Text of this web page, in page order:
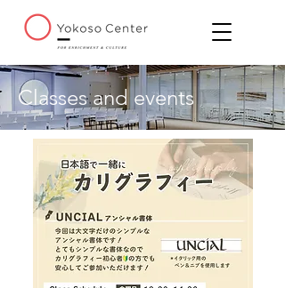
Classes and events